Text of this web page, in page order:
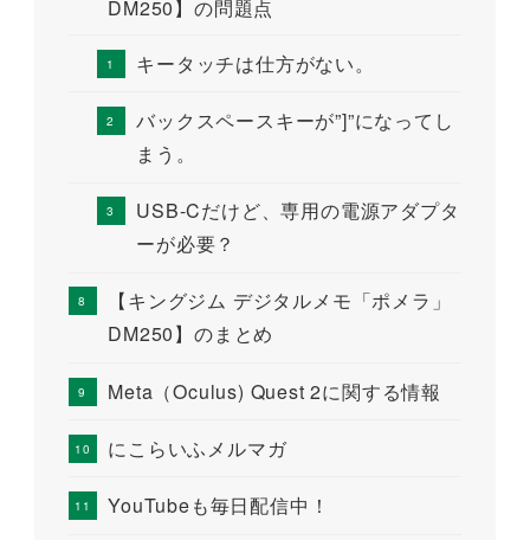
DM250】の問題点
キータッチは仕方がない。
バックスペースキーが”]”になってし
まう。
USB-Cだけど、専用の電源アダプタ
ーが必要？
【キングジム デジタルメモ「ポメラ」
DM250】のまとめ
Meta（Oculus) Quest 2に関する情報
にこらいふメルマガ
YouTubeも毎日配信中！